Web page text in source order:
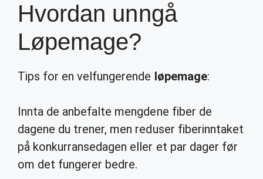
Hvordan unngå
Løpemage?
Tips for en velfungerende løpemage:
Innta de anbefalte mengdene fiber de
dagene du trener, men reduser fiberinntaket
på konkurransedagen eller et par dager før
om det fungerer bedre.